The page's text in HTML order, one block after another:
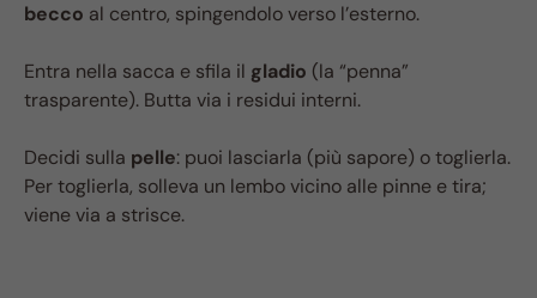
becco al centro, spingendolo verso l’esterno.
Entra nella sacca e sfila il gladio (la “penna”
trasparente). Butta via i residui interni.
Decidi sulla pelle: puoi lasciarla (più sapore) o toglierla.
Per toglierla, solleva un lembo vicino alle pinne e tira;
viene via a strisce.